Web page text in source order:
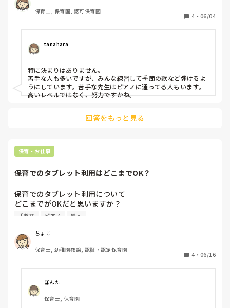
保育士, 保育園, 認可保育園
4 ・ 06/04
tanahara
特に決まりはありません。
苦手な人も多いですが、みんな練習して季節の歌など弾けるよ
うにしています。苦手な先生はピアノに通ってる人もいます。
高いレベルではなく、努力ですかね。
回答をもっと見る
保育・お仕事
保育でのタブレット利用はどこまでOK？
保育でのタブレット利用について
どこまでがOKだと思いますか？
先日泣いている乳児クラスの子にがっつりYouTubeを見せ
ている場面を見ました。
その時は泣き止むと思います。
絵本の読み聞かせを見せていたので
それなら本物の絵本を読んだら良いのでは…と
思ってしまいました。
手遊び ピアノ 絵本
ちょこ
保育士, 幼稚園教諭, 認証・認定保育園
4 ・ 06/16
ぽんた
保育士, 保育園